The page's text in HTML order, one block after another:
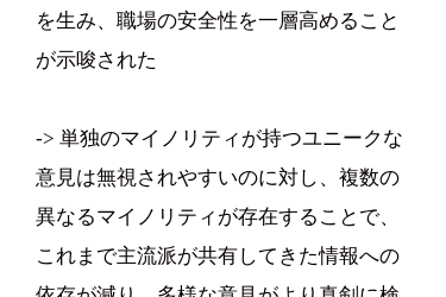
を生み、職場の安全性を一層高めること
が示唆された
-> 単独のマイノリティが持つユニークな
意見は無視されやすいのに対し、複数の
異なるマイノリティが存在することで、
これまで主流派が共有してきた情報への